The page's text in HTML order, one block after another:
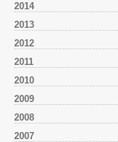
2014
2013
2012
2011
2010
2009
2008
2007